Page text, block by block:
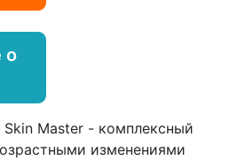
о
Master - комплексный
изменениями